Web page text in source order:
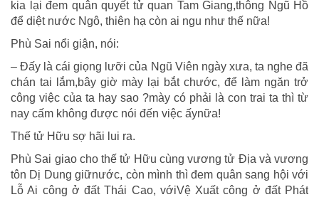
kia lại đem quân quyết tử quan Tam Giang,thông Ngũ Hồ
để diệt nước Ngô, thiên hạ còn ai ngu như thế nữa!
Phù Sai nổi giận, nói:
– Đấy là cái giọng lưỡi của Ngũ Viên ngày xưa, ta nghe đã
chán tai lắm,bây giờ mày lại bắt chước, để làm ngăn trở
công việc của ta hay sao ?mày có phải là con trai ta thì từ
nay cấm không được nói đến việc ấynữa!
Thế tử Hữu sợ hãi lui ra.
Phù Sai giao cho thế tử Hữu cùng vương tử Địa và vương
tôn Dị Dung giữnước, còn mình thì đem quân sang hội với
Lỗ Ai công ở đất Thái Cao, vớiVệ Xuất công ở đất Phát